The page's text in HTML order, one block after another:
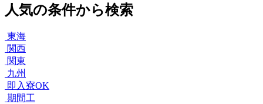
人気の条件から検索
東海
関西
関東
九州
即入寮OK
期間工